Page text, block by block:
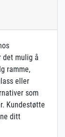
det mulig å
ramme,
eller
som
Kundestøtte
ditt